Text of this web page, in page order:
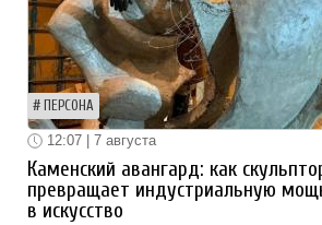
ПЕРСОНА
12:07 | 7 августа
Каменский авангард: как
превращает индустриальную
в искусство